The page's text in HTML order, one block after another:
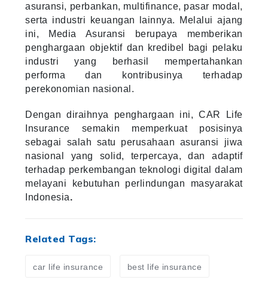
asuransi, perbankan, multifinance, pasar modal,
serta industri keuangan lainnya. Melalui ajang
ini, Media Asuransi berupaya memberikan
penghargaan objektif dan kredibel bagi pelaku
industri yang berhasil mempertahankan
performa dan kontribusinya terhadap
perekonomian nasional.
Dengan diraihnya penghargaan ini, CAR Life
Insurance semakin memperkuat posisinya
sebagai salah satu perusahaan asuransi jiwa
nasional yang solid, terpercaya, dan adaptif
terhadap perkembangan teknologi digital dalam
melayani kebutuhan perlindungan masyarakat
Indonesia.
Related Tags:
car life insurance best life insurance